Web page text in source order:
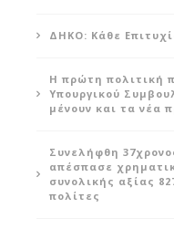
ΔΗΚΟ: Κάθε
Η πρώτη πολιτική
Υπουργικού
μένουν και τα νέα
Συνελήφθη
απέσπασε
συνολικής αξίας
πολίτες